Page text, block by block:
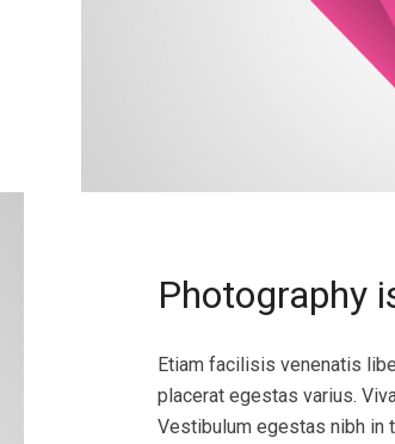
Photography
Etiam facilisis venenatis
placerat egestas varius.
Vestibulum egestas nibh in